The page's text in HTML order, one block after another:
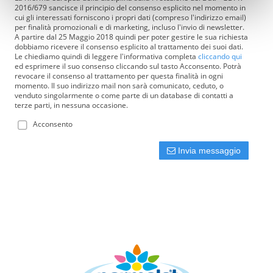
(impronte digitali).
Approfondisci come vengono elaborati i tuoi dati personali
e imposta le tue preferenze nella sezione dettagli . Puoi
modificare o ritirare il tuo consenso in qualsiasi momento
dalla Dichiarazione sui cookie.
Questo sito utilizza cookie tecnici, analitici e di
contenuti ed annunci, per fornire funzionalità dei social
media e per analizzare il traffico web. Può consultare
. Cliccando su “Mostra
2016/679 sancisce il principio del consenso esplicito nel momento in
cui gli interessati forniscono i propri dati (compreso l'indirizzo email)
per finalità promozionali e di marketing, incluso l'invio di newsletter.
A partire dal 25 Maggio 2018 quindi per poter gestire le sua richiesta
dobbiamo ricevere il consenso esplicito al trattamento dei suoi dati.
Le chiediamo quindi di leggere l'informativa completacliccando qui
ed esprimere il suo consenso cliccando sul tasto Acconsento. Potrà
revocare il consenso al trattamento per questa finalità in ogni
momento. Il suo indirizzo mail non sarà comunicato, ceduto, o
venduto singolarmente o come parte di un database di contatti a
terze parti, in nessuna occasione.
Acconsento
Invia messaggio